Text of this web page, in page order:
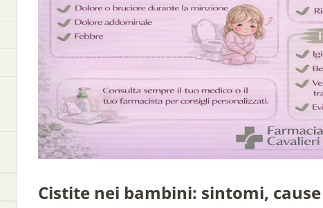
Cistite nei bambini: sintomi,